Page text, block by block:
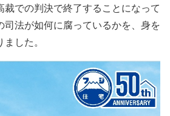
裁での判決で終了することになって
司法が如何に腐っているかを、身を
した。